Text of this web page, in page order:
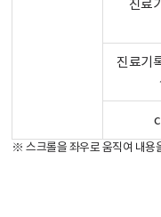
진료
진료기
※ 스크롤을 좌우로 움직여 내용